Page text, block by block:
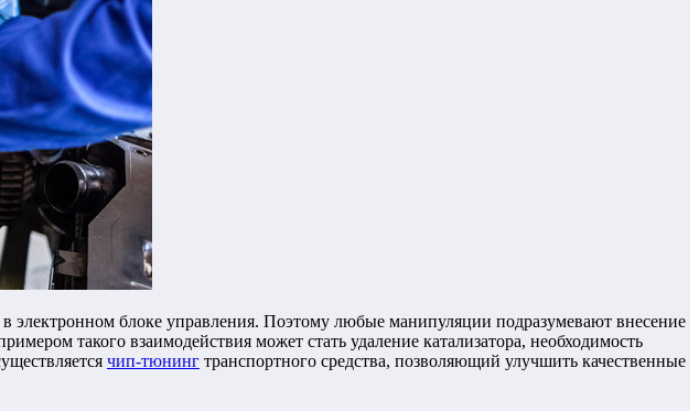
электронном блоке управления. Поэтому любые манипуляции подразумевают внесение
такого взаимодействия может стать удаление катализатора, необходимость
чип-тюнинг транспортного средства, позволяющий улучшить качественные